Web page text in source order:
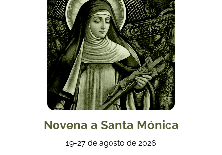
Novena a Santa Mónica
19-27 de agosto de 2026